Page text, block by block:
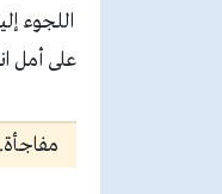
اللجوء
على أمل